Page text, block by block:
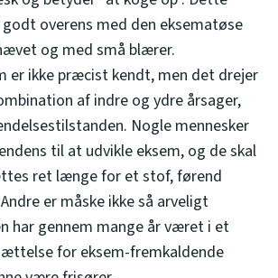
overens med den eksematøse
og med små blærer.
er ikke præcist kendt, men det drejer
af indre og ydre årsager,
Nogle mennesker
til at udvikle eksem, og de skal
ret længe for et stof, førend
er måske ikke så arveligt
har gennem mange år været i et
for eksem-fremkaldende